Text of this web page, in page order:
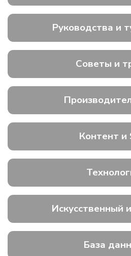
Руководства и
Советы и
Контент и
Искусственный
База